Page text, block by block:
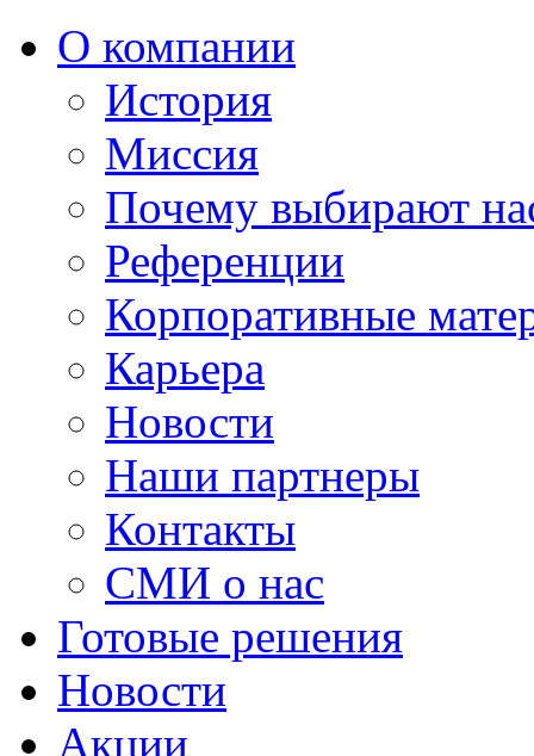
О компании
История
Миссия
Почему выбирают
Референции
Корпоративные
Карьера
Новости
Наши партнеры
Контакты
СМИ о нас
Готовые решения
Новости
Акции